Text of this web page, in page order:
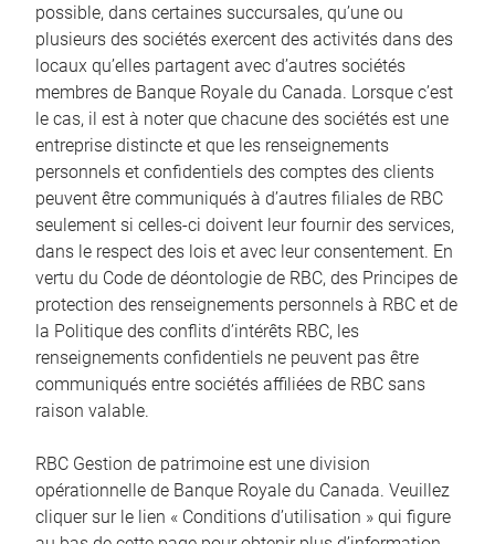
possible, dans certaines succursales, qu’une ou
plusieurs des sociétés exercent des activités dans des
locaux qu’elles partagent avec d’autres sociétés
membres de Banque Royale du Canada. Lorsque c’est
le cas, il est à noter que chacune des sociétés est une
entreprise distincte et que les renseignements
personnels et confidentiels des comptes des clients
peuvent être communiqués à d’autres filiales de RBC
seulement si celles-ci doivent leur fournir des services,
dans le respect des lois et avec leur consentement. En
vertu du Code de déontologie de RBC, des Principes de
protection des renseignements personnels à RBC et de
la Politique des conflits d’intérêts RBC, les
renseignements confidentiels ne peuvent pas être
communiqués entre sociétés affiliées de RBC sans
raison valable.
RBC Gestion de patrimoine est une division
opérationnelle de Banque Royale du Canada. Veuillez
cliquer sur le lien « Conditions d’utilisation » qui figure